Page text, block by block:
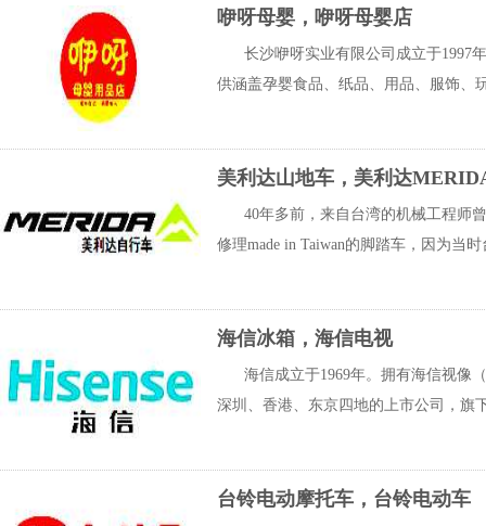
咿呀母婴，咿呀母婴店
长沙咿呀实业有限公司成立于1997
供涵盖孕婴食品、纸品、用品、服饰、
美利达山地车，美利达
40年多前，来自台湾的机械工程师
修理made in Taiwan的脚踏车，因为当
海信冰箱，海信电视
海信成立于1969年。拥有海信视像
深圳、香港、东京四地的上市公司，旗
台铃电动摩托车，台铃电动车